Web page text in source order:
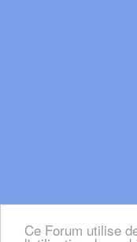
Ce Forum utilise